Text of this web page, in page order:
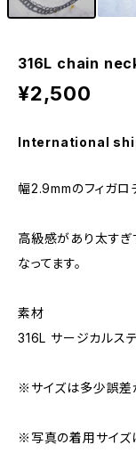
316L chain
¥2,500
International
幅2.9mmのフィガロ
高級感があり太すぎ
なってます。
素材
316L サージカルス
※サイズは多少誤差
※写真の着用サイズ